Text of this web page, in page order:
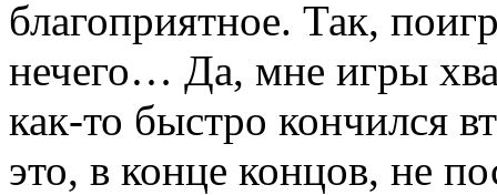
благоприятное. Так,
нечего… Да, мне игры
как-то быстро кончился
это, в конце концов, не